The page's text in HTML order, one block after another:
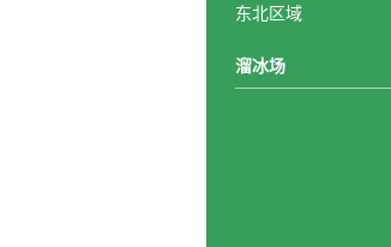
东北区域
溜冰场